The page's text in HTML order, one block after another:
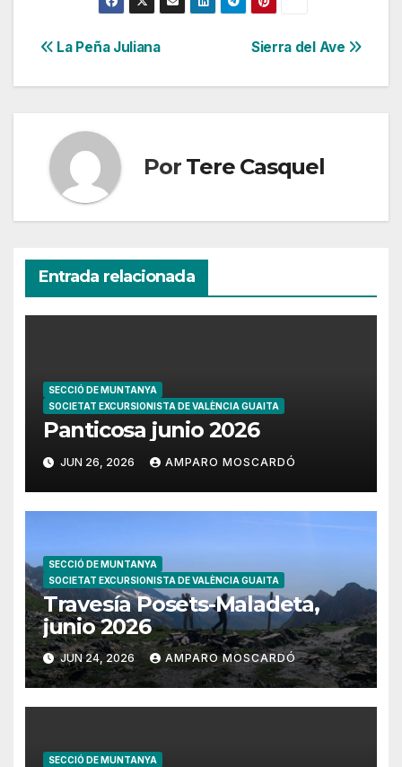
Navegación
de
entradas
Sierra del Ave
La Peña Juliana
Por Tere Casquel
Entrada relacionada
SECCIÓ DE MUNTANYA
SOCIETAT EXCURSIONISTA DE VALÈNCIA GUAITA
Panticosa junio 2026
JUN 26, 2026 AMPARO MOSCARDÓ
SECCIÓ DE MUNTANYA
SOCIETAT EXCURSIONISTA DE VALÈNCIA GUAITA
Travesía Posets-Maladeta,
junio 2026
JUN 24, 2026 AMPARO MOSCARDÓ
SECCIÓ DE MUNTANYA